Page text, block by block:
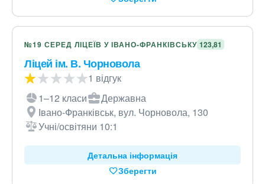
№19 СЕРЕД ЛІЦЕЇВ У ІВАНО-ФРАНКІВСЬКУ 123,81
Ліцей ім. В. Чорновола
1 відгук
1–12 класи
Державна
Івано-Франківськ, вул. Чорновола, 130
Учні/освітяни 10:1
Детальна інформація
Зберегти